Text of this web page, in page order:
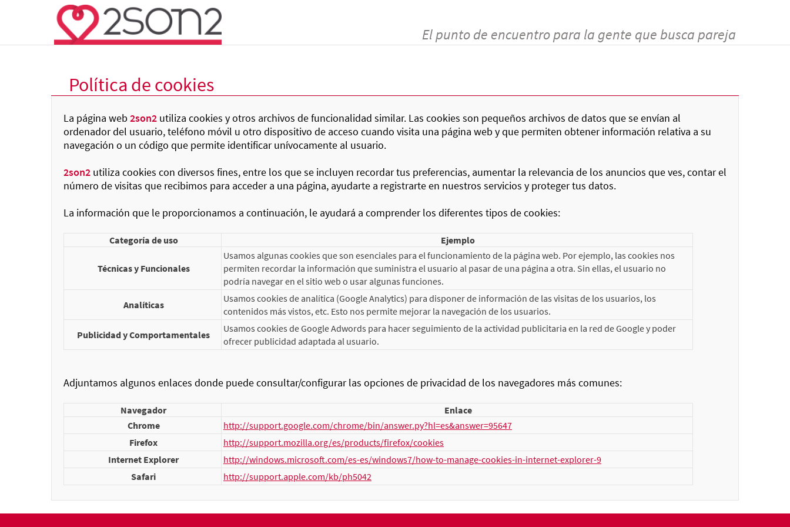
El punto de encuentro para la gente que busca pareja
Política de cookies
La página web2son2 utiliza cookies y otros archivos de funcionalidad similar. Las cookies son pequeños archivos de datos que se envían al
ordenador del usuario, teléfono móvil u otro dispositivo de acceso cuando visita una página web y que permiten obtener información relativa a su
navegación o un código que permite identificar unívocamente al usuario.
2son2 utiliza cookies con diversos fines, entre los que se incluyen recordar tus preferencias, aumentar la relevancia de los anuncios que ves, contar el
número de visitas que recibimos para acceder a una página, ayudarte a registrarte en nuestros servicios y proteger tus datos.
La información que le proporcionamos a continuación, le ayudará a comprender los diferentes tipos de cookies:
Categoría de uso Ejemplo
Técnicas y Funcionales
Usamos algunas cookies que son esenciales para el funcionamiento de la página web. Por ejemplo, las cookies nos
permiten recordar la información que suministra el usuario al pasar de una página a otra. Sin ellas, el usuario no
podría navegar en el sitio web o usar algunas funciones.
Analíticas
Usamos cookies de analítica (Google Analytics) para disponer de información de las visitas de los usuarios, los
contenidos más vistos, etc. Esto nos permite mejorar la navegación de los usuarios.
Publicidad y Comportamentales
Usamos cookies de Google Adwords para hacer seguimiento de la actividad publicitaria en la red de Google y poder
ofrecer publicidad adaptada al usuario.
Adjuntamos algunos enlaces donde puede consultar/configurar las opciones de privacidad de los navegadores más comunes:
Navegador
Enlace
Chrome
http://support.google.com/chrome/bin/answer.py?hl=es&answer=95647
Firefox
http://support.mozilla.org/es/products/firefox/cookies
Internet Explorer
http://windows.microsoft.com/es-es/windows7/how-to-manage-cookies-in-internet-explorer-9
Safari
http://support.apple.com/kb/ph5042